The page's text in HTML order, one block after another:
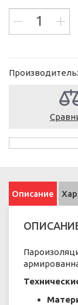
Производитель:
Описание